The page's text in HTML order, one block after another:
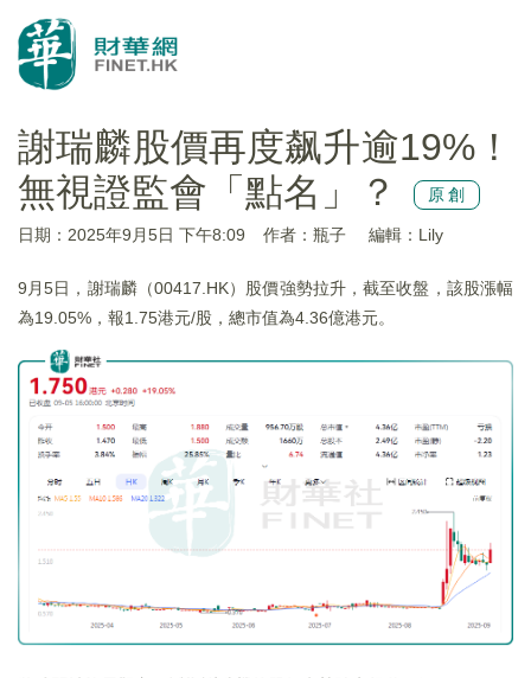
謝瑞麟股價再度飙升逾19%！
無視證監會「點名」？
原創
日期：2025年9月5日 下午8:09 作者：瓶子 編輯：Lily
9月5日，謝瑞麟（00417.HK）股價強勢拉升，截至收盤，該股漲幅
為19.05%，報1.75港元/股，總市值為4.36億港元。